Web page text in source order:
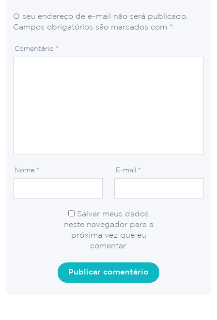
O seu endereço de e-mail não será publicado.
Campos obrigatórios são marcados com *
Comentário *
Nome * E-mail *
Salvar meus dados
neste navegador para a
próxima vez que eu
comentar.